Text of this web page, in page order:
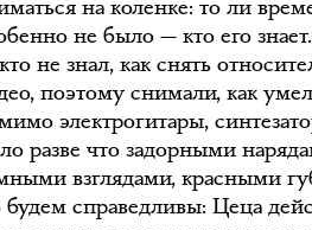
на коленке: то ли
не было — кто его
не знал, как снять
поэтому снимали, как
электрогитары,
разве что задорными
взглядами, красными
справедливы: Цеца